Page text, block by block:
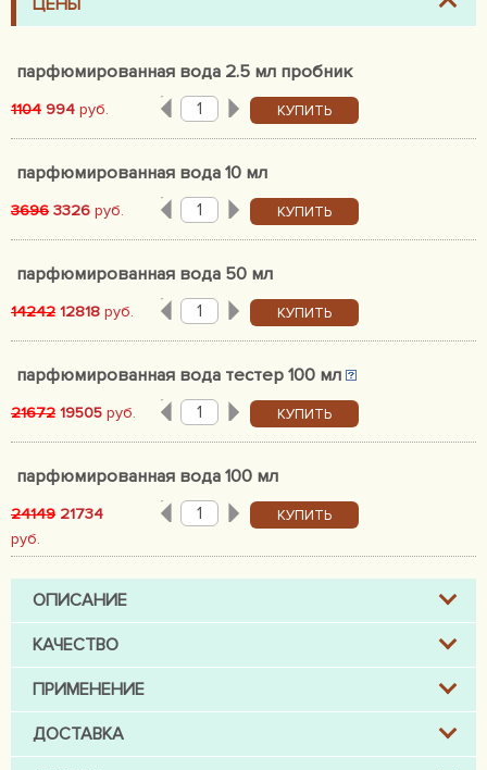
ЦЕНЫ
парфюмированная вода 2.5 мл пробник
1104 994 руб. КУПИТЬ
парфюмированная вода 10 мл
3696 3326 руб. КУПИТЬ
парфюмированная вода 50 мл
14242 12818 руб. КУПИТЬ
парфюмированная вода тестер 100 мл
21672 19505 руб. КУПИТЬ
парфюмированная вода 100 мл
24149 21734
руб.
КУПИТЬ
ОПИСАНИЕ
КАЧЕСТВО
ПРИМЕНЕНИЕ
ДОСТАВКА